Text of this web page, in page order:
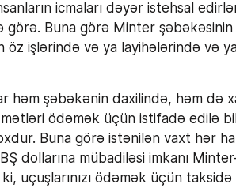
icmaları dəyər istehsal
görə. Buna görə Minter
öz işlərində və ya layihələrində və
həm şəbəkənin daxilində, həm də
ödəmək üçün istifadə edilə
Buna görə istənilən vaxt hər
dollarına mübadiləsi imkanı
uçuşlarınızı ödəmək üçün